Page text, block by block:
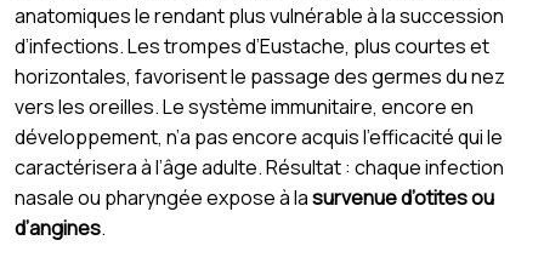
anatomiques le rendant plus vulnérable à la succession
d’infections. Les trompes d’Eustache, plus courtes et
horizontales, favorisent le passage des germes du nez
vers les oreilles. Le système immunitaire, encore en
développement, n’a pas encore acquis l’efficacité qui le
caractérisera à l’âge adulte. Résultat : chaque infection
nasale ou pharyngée expose à lasurvenue d’otites ou
d’angines.